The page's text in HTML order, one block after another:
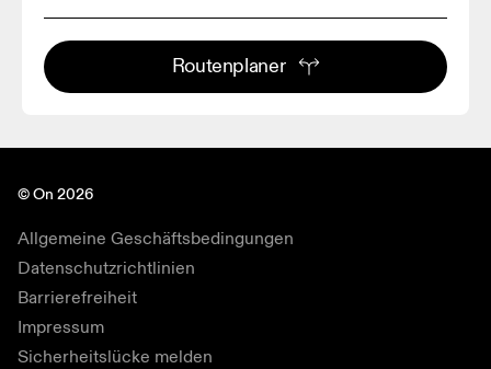
Routenplaner
© On 2026
Allgemeine Geschäftsbedingungen
Datenschutzrichtlinien
Barrierefreiheit
Impressum
Sicherheitslücke melden